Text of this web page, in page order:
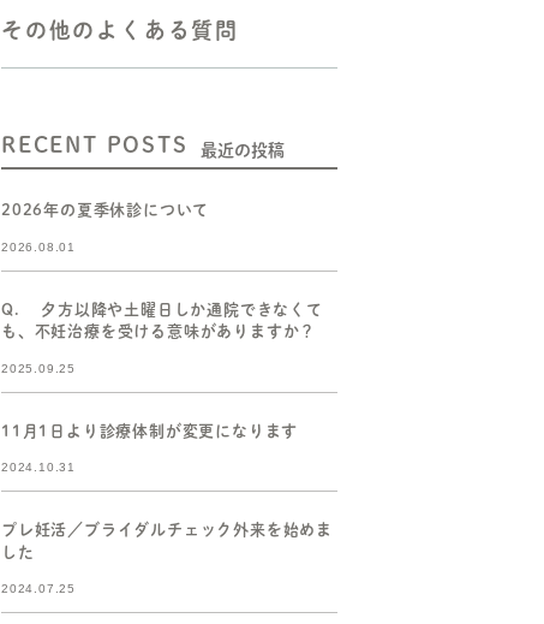
その他のよくある質問
RECENT POSTS 最近の投稿
2026年の夏季休診について
2026.08.01
Q. 夕方以降や土曜日しか通院できなくて
も、不妊治療を受ける意味がありますか？
2025.09.25
11月1日より診療体制が変更になります
2024.10.31
プレ妊活／ブライダルチェック外来を始めま
した
2024.07.25